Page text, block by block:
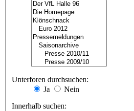
Unterforen durchsuchen:
Ja
Nein
Innerhalb suchen: